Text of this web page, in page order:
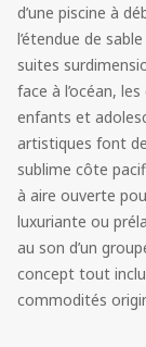
d’une piscine à
l’étendue de
suites
face à l’océan,
enfants et
artistiques font
sublime côte
à aire ouverte
luxuriante ou
au son d’un
concept tout
commodités